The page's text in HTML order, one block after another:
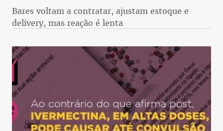
Bares voltam a contratar, ajustam estoque e
delivery, mas reação é lenta